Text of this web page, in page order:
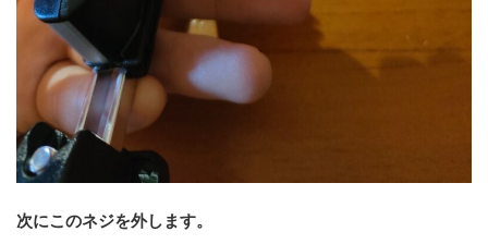
次にこのネジを外します。